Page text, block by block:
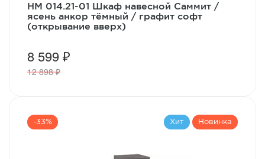
НМ 014.21-01 Шкаф навесной Саммит /
ясень анкор тёмный / графит софт
(открывание вверх)
8 599 ₽
12 898 ₽
-33% Хит Новинка